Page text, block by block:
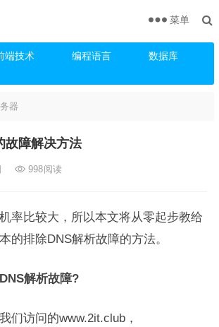
端技术 编程语言
数据库
菜单
器
故障解决方法
998阅读
率比较大，所以本文将从零起步教给
的排除DNS解析故障的方法。
解析故障?
访问的www.2it.club，